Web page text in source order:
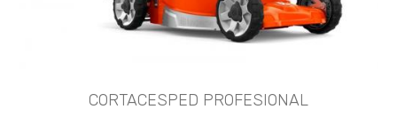
CORTACESPED PROFESIONAL